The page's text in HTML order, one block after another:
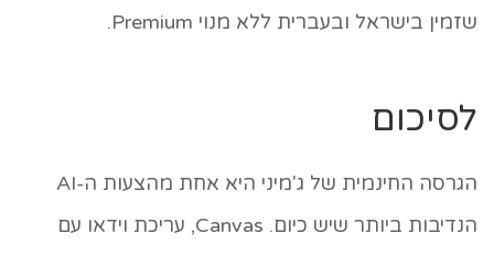
שזמין בישראל ובעברית ללא מנוי Premium.
לסיכום
הגרסה החינמית של ג'מיני היא אחת מהצעות ה-AI
הנדיבות ביותר שיש כיום. Canvas, עריכת וידאו עם